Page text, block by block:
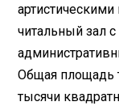
читальный зал
Общая площадь
тысячи